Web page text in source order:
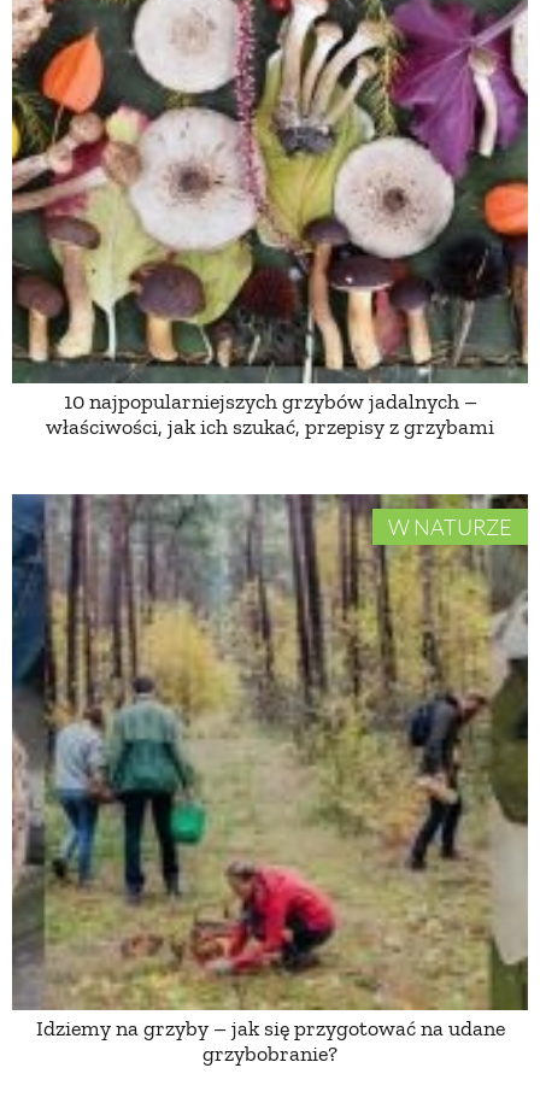
10 najpopularniejszych grzybów jadalnych –
właściwości, jak ich szukać, przepisy z grzybami
W NATURZE
Idziemy na grzyby – jak się przygotować na udane
grzybobranie?